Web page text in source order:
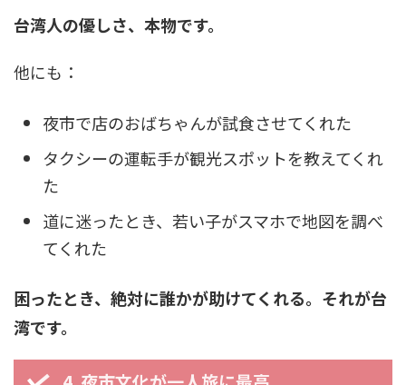
台湾人の優しさ、本物です。
他にも：
夜市で店のおばちゃんが試食させてくれた
タクシーの運転手が観光スポットを教えてくれ
た
道に迷ったとき、若い子がスマホで地図を調べ
てくれた
困ったとき、絶対に誰かが助けてくれる。それが台
湾です。